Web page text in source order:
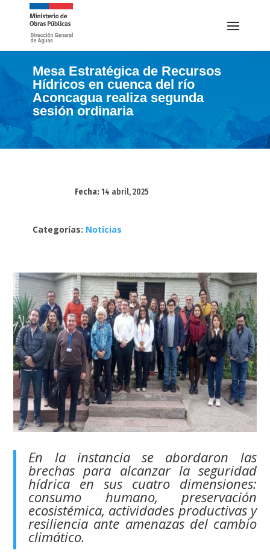
Mesa Estratégica de Recursos
Hídricos en cuenca del río
Aconcagua realiza segunda
sesión ordinaria
Fecha:14 abril, 2025
Categorías: Noticias
En la instancia se abordaron las
brechas para alcanzar la seguridad
hídrica en sus cuatro dimensiones:
consumo humano, preservación
ecosistémica, actividades productivas y
resiliencia ante amenazas del cambio
climático.